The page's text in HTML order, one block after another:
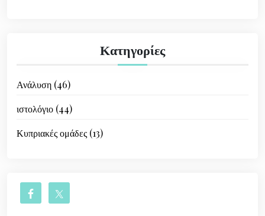
Κατηγορίες
Ανάλυση (46)
ιστολόγιο (44)
Κυπριακές ομάδες (13)